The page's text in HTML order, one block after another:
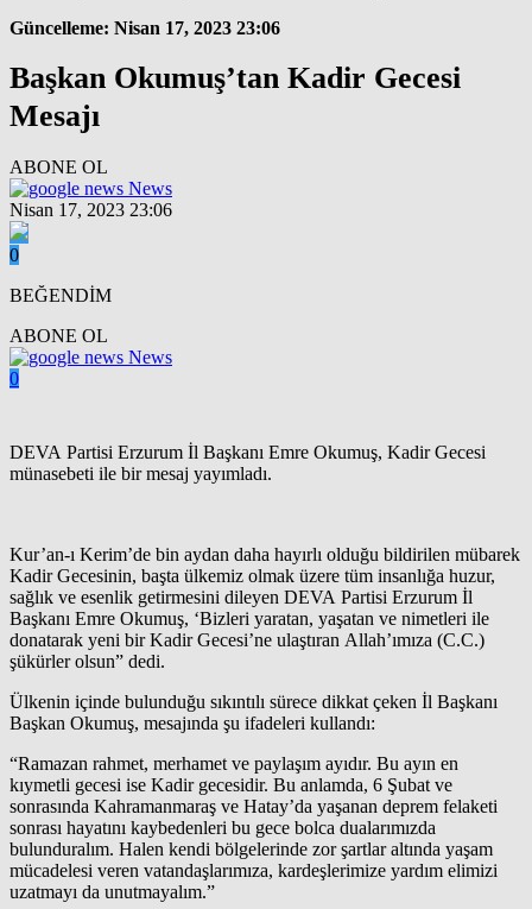
Güncelleme: Nisan 17, 2023 23:06
Başkan Okumuş’tan Kadir Gecesi
Mesajı
ABONE OL
News
Nisan 17, 2023 23:06
0
BEĞENDİM
ABONE OL
News
0
DEVA Partisi Erzurum İl Başkanı Emre Okumuş, Kadir Gecesi
münasebeti ile bir mesaj yayımladı.
Kur’an-ı Kerim’de bin aydan daha hayırlı olduğu bildirilen mübarek
Kadir Gecesinin, başta ülkemiz olmak üzere tüm insanlığa huzur,
sağlık ve esenlik getirmesini dileyen DEVA Partisi Erzurum İl
Başkanı Emre Okumuş, ‘Bizleri yaratan, yaşatan ve nimetleri ile
donatarak yeni bir Kadir Gecesi’ne ulaştıran Allah’ımıza (C.C.)
şükürler olsun” dedi.
Ülkenin içinde bulunduğu sıkıntılı sürece dikkat çeken İl Başkanı
Başkan Okumuş, mesajında şu ifadeleri kullandı:
“Ramazan rahmet, merhamet ve paylaşım ayıdır. Bu ayın en
kıymetli gecesi ise Kadir gecesidir. Bu anlamda, 6 Şubat ve
sonrasında Kahramanmaraş ve Hatay’da yaşanan deprem felaketi
sonrası hayatını kaybedenleri bu gece bolca dualarımızda
bulunduralım. Halen kendi bölgelerinde zor şartlar altında yaşam
mücadelesi veren vatandaşlarımıza, kardeşlerimize yardım elimizi
uzatmayı da unutmayalım.”